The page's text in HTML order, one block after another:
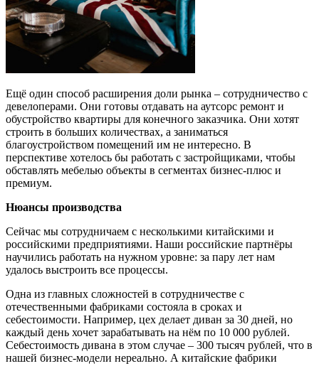
Ещё один способ расширения доли рынка – сотрудничество с
девелоперами. Они готовы отдавать на аутсорс ремонт и
обустройство квартиры для конечного заказчика. Они хотят
строить в больших количествах, а заниматься
благоустройством помещений им не интересно. В
перспективе хотелось бы работать с застройщиками, чтобы
обставлять мебелью объекты в сегментах бизнес-плюс и
премиум.
Нюансы производства
Сейчас мы сотрудничаем с несколькими китайскими и
российскими предприятиями. Наши российские партнёры
научились работать на нужном уровне: за пару лет нам
удалось выстроить все процессы.
Одна из главных сложностей в сотрудничестве с
отечественными фабриками состояла в сроках и
себестоимости. Например, цех делает диван за 30 дней, но
каждый день хочет зарабатывать на нём по 10 000 рублей.
Себестоимость дивана в этом случае – 300 тысяч рублей, что в
нашей бизнес-модели нереально. А китайские фабрики